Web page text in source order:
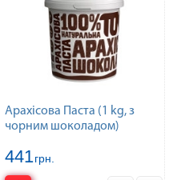
Арахісова Паста (1 kg, з
чорним шоколадом)
441грн.